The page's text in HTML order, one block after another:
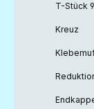
T-Stück
Kreuz